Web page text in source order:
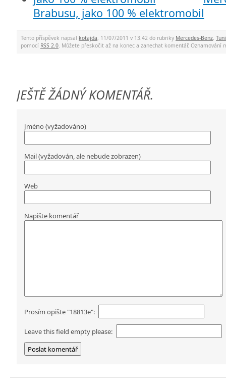
Brabusu, jako 100 % elektromobil
Tento příspěvek napsal kotajda, 11/07/2011 v 13.42 do rubriky Mercedes-Benz,
pomocí RSS 2.0. Můžete přeskočit až na konec a zanechat komentář. Oznamování
JEŠTĚ ŽÁDNÝ KOMENTÁŘ.
Jméno (vyžadováno)
Mail (vyžadován, ale nebude zobrazen)
Web
Napište komentář
Prosím opište "18813e":
Leave this field empty please: